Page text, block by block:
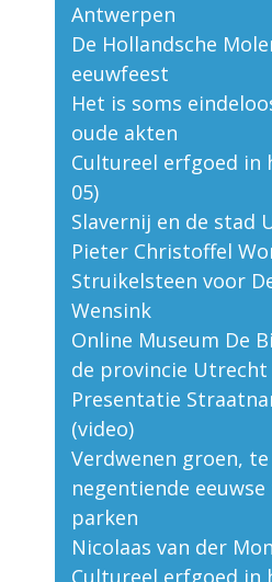
Antwerpen
De Hollandsche
eeuwfeest
Het is soms
oude akten
Cultureel erfgoed in
05)
Slavernij en de stad
Pieter Christoffel
Struikelsteen voor
Wensink
Online Museum De
de provincie Utrecht
Presentatie
(video)
Verdwenen groen,
negentiende
parken
Nicolaas van der
Cultureel erfgoed in